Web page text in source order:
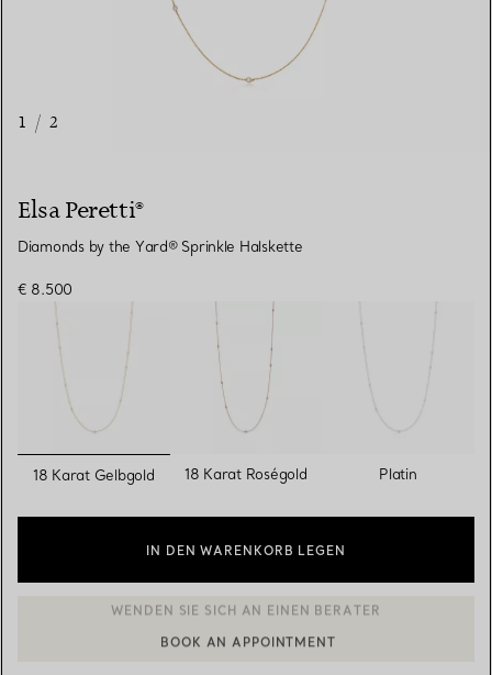
1 / 2
Elsa Peretti®
Diamonds by the Yard® Sprinkle Halskette
€ 8.500
ausgewählt
18 Karat Gelbgold 18 Karat Roségold Platin
IN DEN WARENKORB LEGEN
EINEN KUNDENBERATER KONTAKTIEREN ODER EINEN